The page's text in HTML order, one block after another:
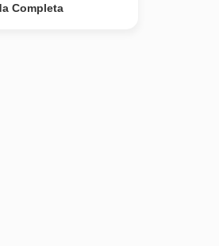
Completa